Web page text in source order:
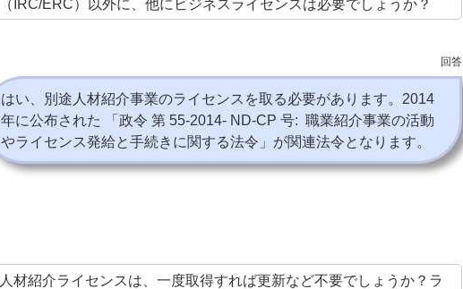
（IRC/ERC）以外に、他にビジネスライセンスは必要でしょうか？
回答
はい、別途人材紹介事業のライセンスを取る必要があります。 2014
年に公布された 「政令 第 55-2014- ND-CP 号: 職業紹介事業の活動
やライセンス発給と手続きに関する法令」が関連法令となります。
人材紹介ライセンスは、一度取得すれば更新など不要でしょうか？ラ